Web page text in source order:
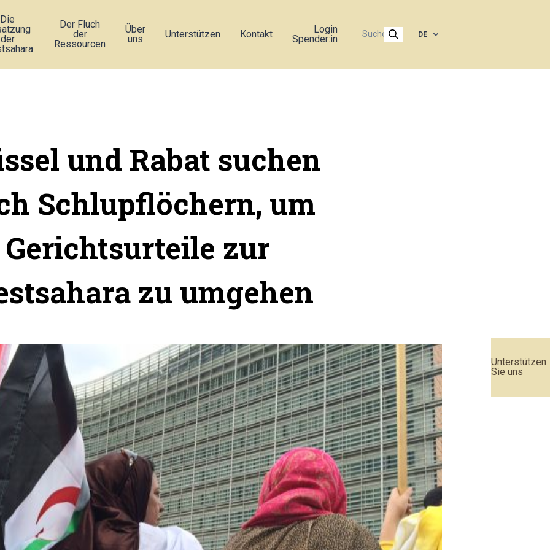
Unterstützen
Sie uns
Die
der
Der Fluch
der
Ressourcen
Über
uns
Unterstützen Kontakt
Login
Spender:in
DE
und Rabat suchen
Schlupflöchern, um
Gerichtsurteile zur
zu umgehen